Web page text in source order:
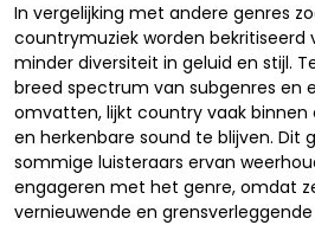
In vergelijking met andere genres
countrymuziek worden bekritiseerd
minder diversiteit in geluid en stijl.
breed spectrum van subgenres en
omvatten, lijkt country vaak
en herkenbare sound te blijven. Dit
sommige luisteraars ervan
engageren met het genre, omdat
vernieuwende en